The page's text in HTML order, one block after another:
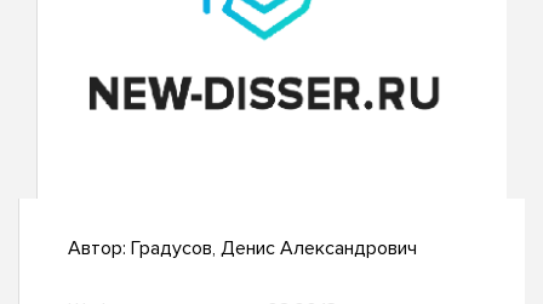
Автор: Градусов, Денис Александрович